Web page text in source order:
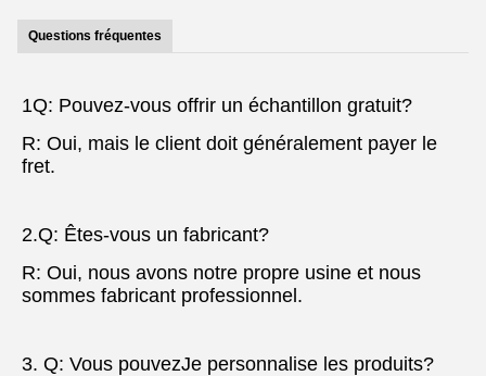
Questions fréquentes
1Q: Pouvez-vous offrir un échantillon gratuit?
R: Oui, mais le client doit généralement payer le
fret.
2.Q: Êtes-vous un fabricant?
R: Oui, nous avons notre propre usine et nous
sommes fabricant professionnel.
3. Q: Vous pouvezJe personnalise les produits?